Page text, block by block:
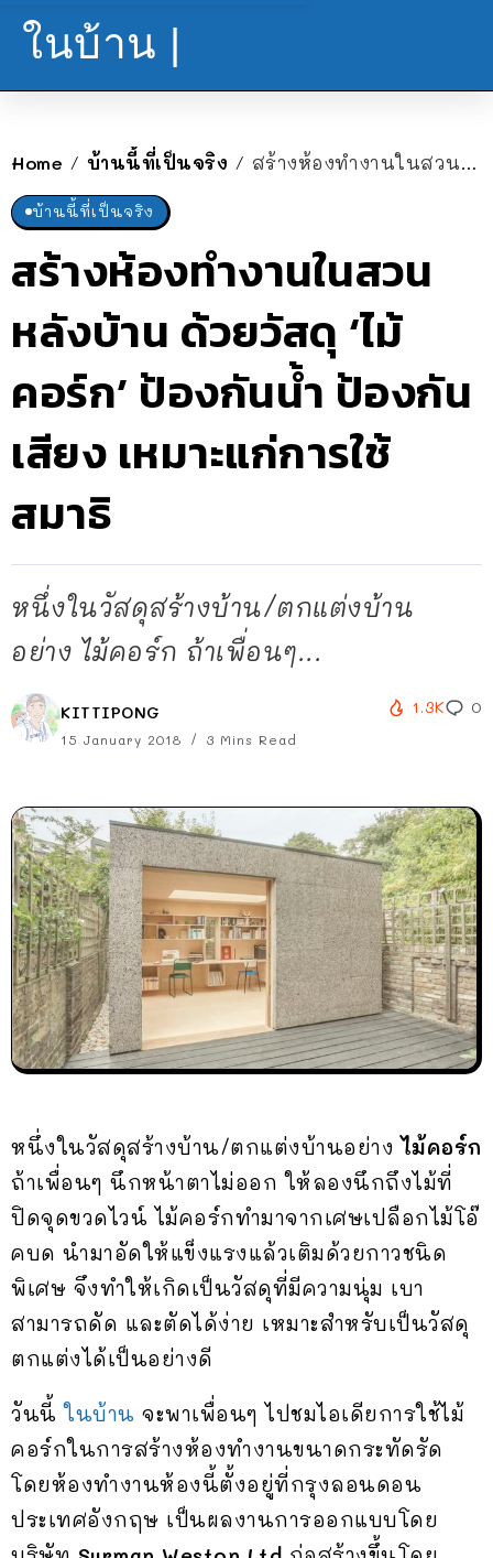
ในบ้าน |
Home / บ้านนี้ที่เป็นจริง / สร้างห้องทำงานในสวนหลังบ้าน ด้วยวัสดุ ‘ไม้คอร์ก’ ป้องกันน้ำ ป้องกันเสียง เหมาะแก่การใช้สมาธิ
บ้านนี้ที่เป็นจริง
สร้างห้องทำงานในสวน
หลังบ้าน ด้วยวัสดุ ‘ไม้
คอร์ก’ ป้องกันน้ำ ป้องกัน
เสียง เหมาะแก่การใช้
สมาธิ
หนึ่งในวัสดุสร้างบ้าน/ตกแต่งบ้าน
อย่าง ไม้คอร์ก ถ้าเพื่อนๆ...
KITTIPONG
15 January 2018 3 Mins Read
1.3K 0
หนึ่งในวัสดุสร้างบ้าน/ตกแต่งบ้านอย่างไม้คอร์ก
ถ้าเพื่อนๆ นึกหน้าตาไม่ออก ให้ลองนึกถึงไม้ที่
ปิดจุดขวดไวน์ ไม้คอร์กทำมาจากเศษเปลือกไม้โอ๊
คบด นำมาอัดให้แข็งแรงแล้วเติมด้วยกาวชนิด
พิเศษ จึงทำให้เกิดเป็นวัสดุที่มีความนุ่ม เบา
สามารถดัด และตัดได้ง่าย เหมาะสำหรับเป็นวัสดุ
ตกแต่งได้เป็นอย่างดี
วันนี้ในบ้าน จะพาเพื่อนๆ ไปชมไอเดียการใช้ไม้
คอร์กในการสร้างห้องทำงานขนาดกระทัดรัด
โดยห้องทำงานห้องนี้ตั้งอยู่ที่กรุงลอนดอน
ประเทศอังกฤษ เป็นผลงานการออกแบบโดย